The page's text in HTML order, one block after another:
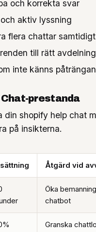
och korrekta svar
aktiv lyssning
flera chattar samtidigt
till rätt avdelning
inte känns
Chat-prestanda
din shopify help chat
på insikterna.
Åtgärd vid
Öka
chatbot
Granska